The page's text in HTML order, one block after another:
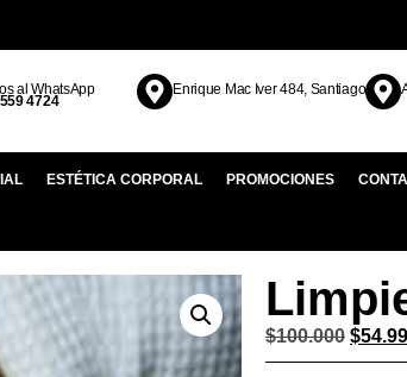
al WhatsApp
4724
Enrique Mac Iver 484, Santiago
ESTÉTICA CORPORAL PROMOCIONES
$100.000 $